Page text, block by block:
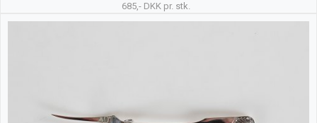
685,- DKK pr. stk.